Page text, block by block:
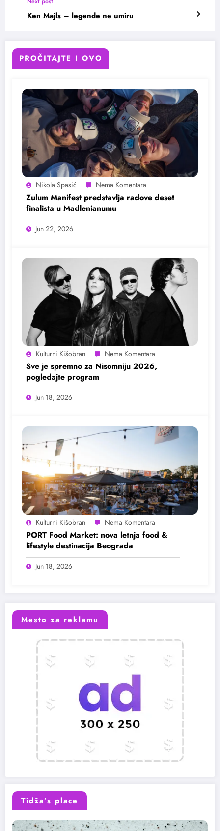
Ken Majls – legende ne umiru
PROČITAJTE I OVO
Nikola Spasić
Zulum Manifest predstavlja radove deset
finalista u Madlenianumu
Jun 22, 2026
Kulturni Kišobran
Sve je spremno za Nisomniju 2026,
pogledajte program
Jun 18, 2026
Kulturni Kišobran
PORT Food Market: nova letnja food &
lifestyle destinacija Beograda
Jun 18, 2026
Mesto za reklamu
Tidža’s place